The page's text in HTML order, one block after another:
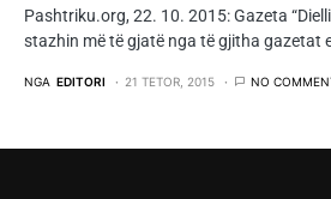
Pashtriku.org, 22. 10. 2015: Gazeta
stazhin më të gjatë nga të gjitha gazetat
NGA EDITORI 21 TETOR, 2015 NO